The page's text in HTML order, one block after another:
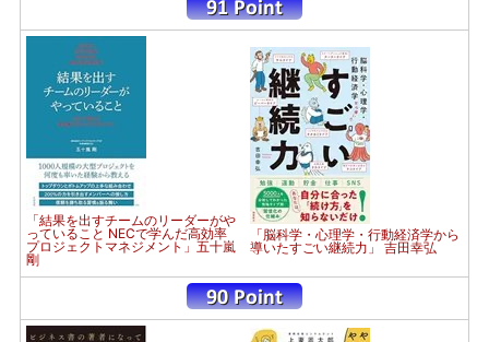
「結果を出すチームのリーダーがや
っていること NECで学んだ高効率
プロジェクトマネジメント」五十嵐
剛
「脳科学・心理学・行動経済学から
導いたすごい継続力」 吉田幸弘